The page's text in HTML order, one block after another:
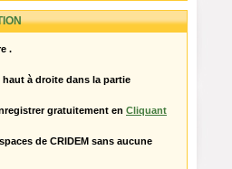
.
à droite dans la partie
gratuitement en Cliquant
de CRIDEM sans aucune